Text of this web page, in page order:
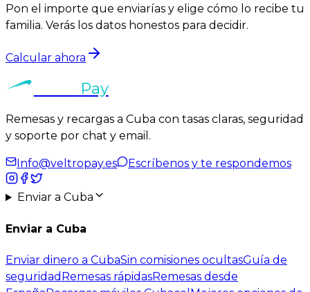
Pon el importe que enviarías y elige cómo lo recibe tu
familia. Verás los datos honestos para decidir.
Calcular ahora
Pay
Remesas y recargas a Cuba con tasas claras, seguridad
y soporte por chat y email .
Info@veltropay.es Escríbenos y te respondemos
Enviar a Cuba
Enviar a Cuba
Enviar dinero a CubaSin comisiones ocultasGuía de
seguridad Remesas rápidasRemesas desde